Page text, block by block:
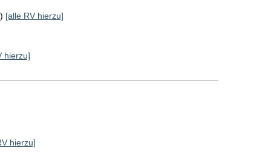
) [alle RV hierzu]
hierzu]
hierzu]